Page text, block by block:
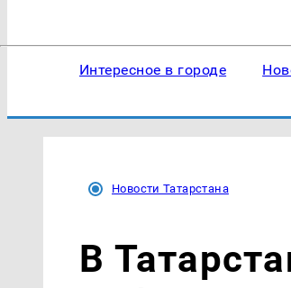
Интересное в городе
Новости Татарстана
В